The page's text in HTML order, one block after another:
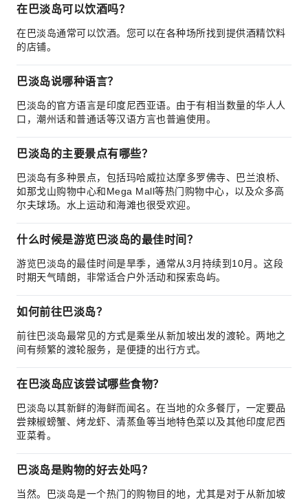
在巴淡岛可以饮酒吗？
在巴淡岛通常可以饮酒。您可以在各种场所找到提供酒精饮料
的店铺。
巴淡岛说哪种语言？
巴淡岛的官方语言是印度尼西亚语。由于有相当数量的华人人
口，潮州话和普通话等汉语方言也普遍使用。
巴淡岛的主要景点有哪些？
巴淡岛有多种景点，包括玛哈威拉达摩多罗佛寺、巴兰浪桥、
如那戈山购物中心和Mega Mall等热门购物中心，以及众多高
尔夫球场。水上运动和海滩也很受欢迎。
什么时候是游览巴淡岛的最佳时间？
游览巴淡岛的最佳时间是旱季，通常从3月持续到10月。这段
时期天气晴朗，非常适合户外活动和探索岛屿。
如何前往巴淡岛？
前往巴淡岛最常见的方式是乘坐从新加坡出发的渡轮。两地之
间有频繁的渡轮服务，是便捷的出行方式。
在巴淡岛应该尝试哪些食物？
巴淡岛以其新鲜的海鲜而闻名。在当地的众多餐厅，一定要品
尝辣椒螃蟹、烤龙虾、清蒸鱼等当地特色菜以及其他印度尼西
亚菜肴。
巴淡岛是购物的好去处吗？
当然。巴淡岛是一个热门的购物目的地，尤其是对于从新加坡